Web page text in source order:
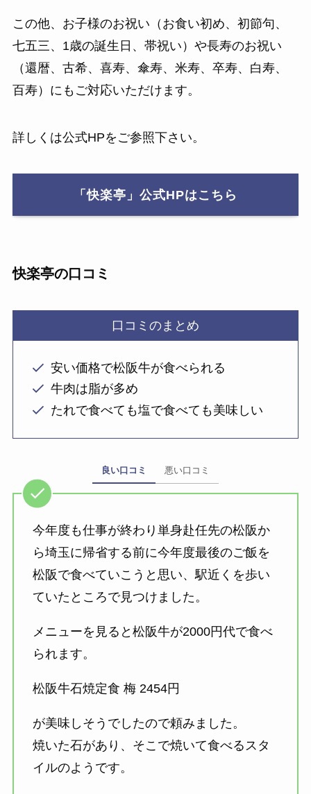
この他、お子様のお祝い（お食い初め、初節句、
七五三、1歳の誕生日、帯祝い）や長寿のお祝い
（還暦、古希、喜寿、傘寿、米寿、卒寿、白寿、
百寿）にもご対応いただけます。
詳しくは公式HPをご参照下さい。
「快楽亭」公式HPはこちら
快楽亭の口コミ
口コミのまとめ
安い価格で松阪牛が食べられる
牛肉は脂が多め
たれで食べても塩で食べても美味しい
良い口コミ 悪い口コミ
今年度も仕事が終わり単身赴任先の松阪か
ら埼玉に帰省する前に今年度最後のご飯を
松阪で食べていこうと思い、駅近くを歩い
ていたところで見つけました。
メニューを見ると松阪牛が2000円代で食べ
られます。
松阪牛石焼定食 梅 2454円
が美味しそうでしたので頼みました。
焼いた石があり、そこで焼いて食べるスタ
イルのようです。